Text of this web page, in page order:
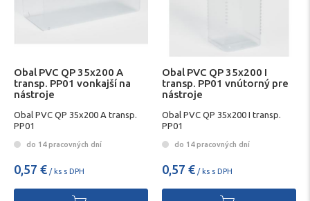
Obal PVC QP 35x200 A
transp. PP01 vonkajší na
nástroje
Obal PVC QP 35x200 A transp.
PP01
do 14 pracovných dní
0,57 € / ks s DPH
Obal PVC QP 35x200 I
transp. PP01 vnútorný pre
nástroje
Obal PVC QP 35x200 I transp.
PP01
do 14 pracovných dní
0,57 € / ks s DPH